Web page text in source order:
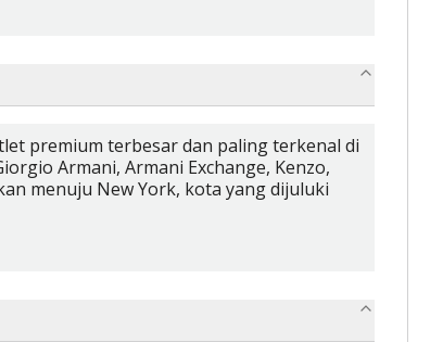
premium terbesar dan paling terkenal di
Armani, Armani Exchange, Kenzo,
menuju New York, kota yang dijuluki